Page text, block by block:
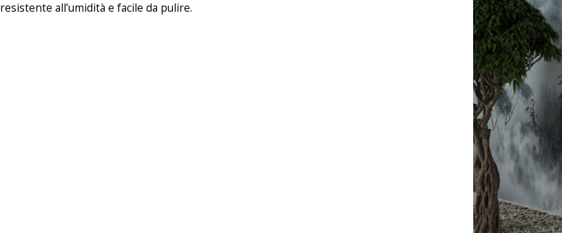
resistente all’umidità e facile da pulire.